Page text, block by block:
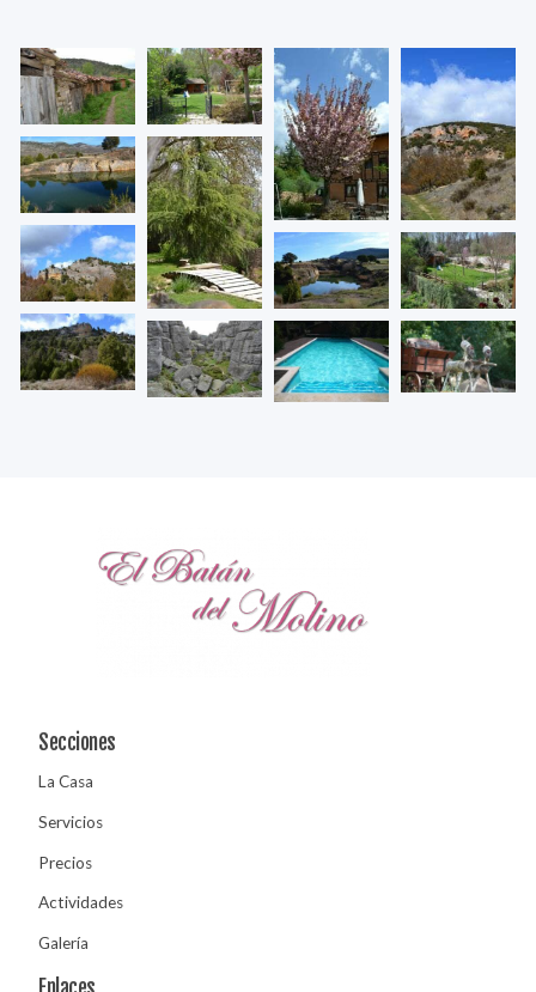
Secciones
La Casa
Servicios
Precios
Actividades
Galería